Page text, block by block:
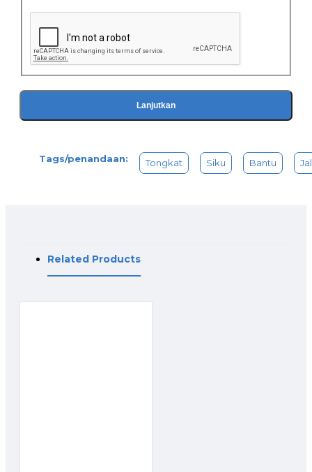
Lanjutkan
Tags/penandaan: Tongkat Siku Bantu
Related Products